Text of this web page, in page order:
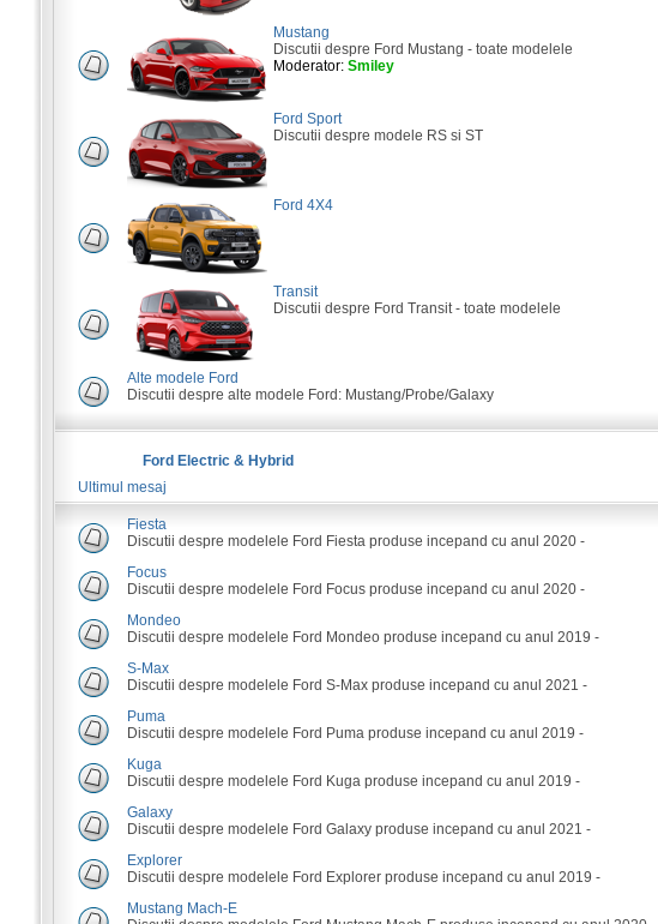
Mustang
Discutii despre Ford Mustang - toate modelele
Moderator: Smiley
Ford Sport
Discutii despre modele RS si ST
Ford 4X4
Transit
Discutii despre Ford Transit - toate modelele
Alte modele Ford
Discutii despre alte modele Ford: Mustang/Probe/Galaxy
Ford Electric & Hybrid
Ultimul mesaj
Fiesta
Discutii despre modelele Ford Fiesta produse incepand cu anul 2020 -
Focus
Discutii despre modelele Ford Focus produse incepand cu anul 2020 -
Mondeo
Discutii despre modelele Ford Mondeo produse incepand cu anul 2019 -
S-Max
Discutii despre modelele Ford S-Max produse incepand cu anul 2021 -
Puma
Discutii despre modelele Ford Puma produse incepand cu anul 2019 -
Kuga
Discutii despre modelele Ford Kuga produse incepand cu anul 2019 -
Galaxy
Discutii despre modelele Ford Galaxy produse incepand cu anul 2021 -
Explorer
Discutii despre modelele Ford Explorer produse incepand cu anul 2019 -
Mustang Mach-E